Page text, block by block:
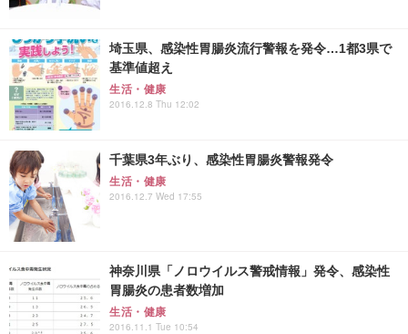
埼玉県、感染性胃腸炎流行警報を発令…1都3県で
基準値超え
生活・健康
2016.12.8 Thu 12:02
千葉県3年ぶり、感染性胃腸炎警報発令
生活・健康
2016.12.7 Wed 17:55
神奈川県「ノロウイルス警戒情報」発令、感染性
胃腸炎の患者数増加
生活・健康
2016.11.1 Tue 10:54